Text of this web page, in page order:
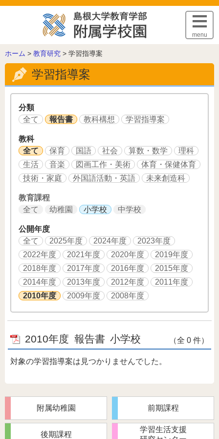
このページの本文へ
menu
こ
の
ー
ジ
ホーム > 教育研究 > 学習指導案
学習指導案
分類
全て
報告書 教科構想 学習指導案
教科
全て
保育 国語 社会 算数・数学
理科
生活
音楽 図画工作・美術
体育・保健体育
技術・家庭
外国語活動・英語 未来創造科
教育課程
全て
幼稚園 小学校 中学校
公開年度
全て
2025年度 2024年度
2023年度
2022年度
2021年度 2020年度
2019年度
2018年度
2017年度 2016年度
2015年度
2014年度
2013年度 2012年度
2011年度
2010年度
2009年度 2008年度
2010年度 報告書 小学校 （全 0 件）
対象の学習指導案は見つかりませんでした。
附属幼稚園 前期課程
後期課程
学習生活支援